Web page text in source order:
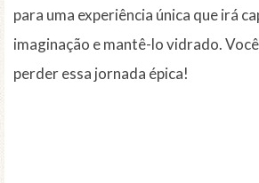
para uma experiência única que irá
imaginação e mantê-lo vidrado.
perder essa jornada épica!